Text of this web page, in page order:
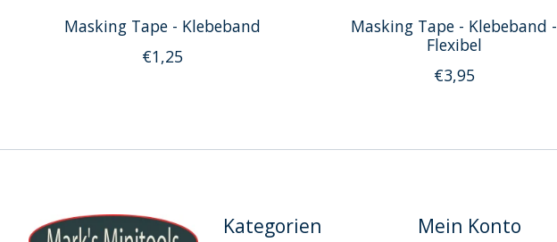
Masking Tape - Klebeband
€1,25
Masking Tape - Klebeband -
Flexibel
€3,95
Kategorien Mein Konto